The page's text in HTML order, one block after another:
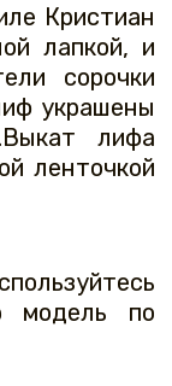
Кристиан
лапкой, и
сорочки
украшены
лифа
ленточкой
модель по